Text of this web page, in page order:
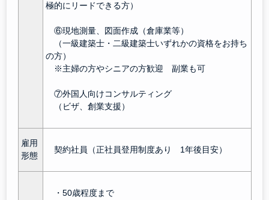
極的にリードできる方）
⑥現地測量、図面作成（倉庫業等）
（一級建築士・二級建築士いずれかの資格をお持ち
の方）
※主婦の方やシニアの方歓迎 副業も可
⑦外国人向けコンサルティング
（ビザ、創業支援）
雇用
形態
契約社員（正社員登用制度あり 1年後目安）
・50歳程度まで